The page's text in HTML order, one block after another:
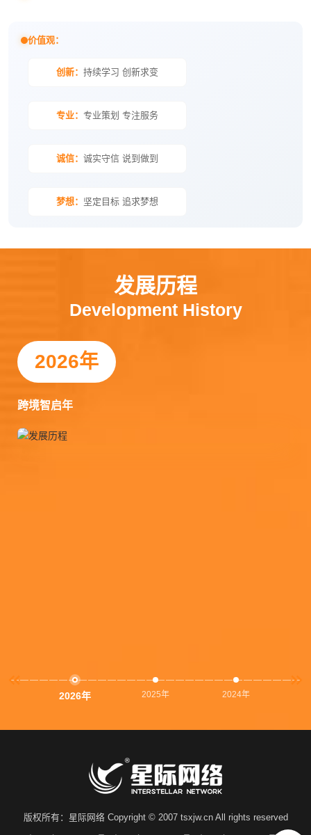
价值观：
创新： 持续学习 创新求变
专业： 专业策划 专注服务
诚信： 诚实守信 说到做到
梦想： 坚定目标 追求梦想
发展历程
Development History
2026年
跨境智启年
2025年
高质量发展年-创新年
﹥市国际商会授牌
2024年
高质量发展年-夯实年
﹥徐家楼五星文明诚信经营户
2023年
高质量发展年-成长年
﹥全员数字化、全员创新化、全员视频化、全员主人化
2022年
高质量发展年-元年
﹥DMT发布
2021年
服务创新年
﹥HR经理陈静代表公司参加企业家创新发展协会路演大赛，取得季军的荣
2020年
服务夯实年
﹥疫情期间首家实行居家办公，并为客户提供线上培训；
2019年
服务年
﹥得到政府关注（统战部来公司视察）
2018年
创新年
﹥新泰分公司成立；
2017年
突破元年
﹥108商学院泰安分院成立，落地108系统；
2016年
共赢年
﹥全国易营宝设计大赛连获《二、三等奖》；
2015年
恭敬年
﹥公司搬至九州精品城，并在年底购买专属办公室；
2014年
整合年
﹥全网营销课程开课（对外）；
2013年
成长年
﹥推出PHP优化型网站，走向定制型网站开发
2012年
感恩年
﹥参与公益事业并开始资助贫困大学生；
2011年
革新年
﹥进入快速发展期；
2010年
合作年
﹥成为腾讯SOSO泰莱地区服务中心；
2009年
壮大年
﹥公司乔迁至龙潭路神龙技校3、4楼
2008年
起跑年
﹥成为Google泰莱地区唯一指定正规代理商;
2007年
启航年
﹥3月份合作公司在温泉路工商银行三楼成立，4月份下发营业执照；
2026年 2025年 2024年
版权所有：星际网络 Copyright © 2007 tsxjw.cn All rights reserved